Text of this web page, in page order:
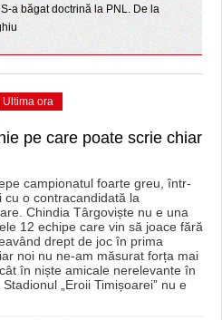
a băgat doctrină la PNL. De la
Ultima ora
pe care poate scrie chiar
campionatul foarte greu, într-
cu o contracandidată la
Chindia Târgoviște nu e una
12 echipe care vin să joace fără
drept de joc în prima
noi nu ne-am măsurat forța mai
în niște amicale nerelevante în
„Eroii Timișoarei” nu e